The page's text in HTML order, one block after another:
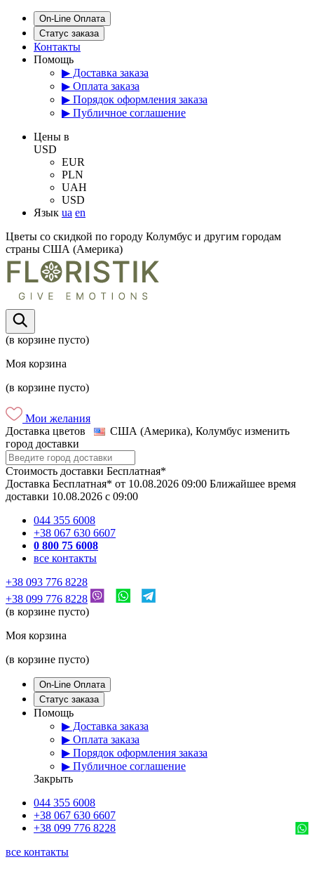
On-Line Оплата
Статус заказа
Контакты
Помощь
▶ Доставка заказа
▶ Оплата заказа
▶ Порядок оформления заказа
▶ Публичное соглашение
Цены в
USD
EUR
PLN
UAH
USD
Язык ua en
Цветы со скидкой по городу Колумбус и другим городам
страны США (Америка)
(в корзине пусто)
Моя корзина
(в корзине пусто)
Мои желания
Доставка цветов
США (Америка), Колумбус изменить
город доставки
Стоимость доставки Бесплатная*
Доставка Бесплатная* от 10.08.2026 09:00 Ближайшее время
доставки 10.08.2026 c 09:00
044 355 6008
+38 067 630 6607
0 800 75 6008
все контакты
+38 093 776 8228
+38 099 776 8228
(в корзине пусто)
Моя корзина
(в корзине пусто)
On-Line Оплата
Статус заказа
Помощь
▶ Доставка заказа
▶ Оплата заказа
▶ Порядок оформления заказа
▶ Публичное соглашение
Закрыть
044 355 6008
+38 067 630 6607
+38 099 776 8228
все контакты